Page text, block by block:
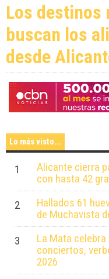
Los destinos
buscan los
desde
Lo más visto...
1
Alicante cierra
con hasta 42
2
Hallados 61
de Muchavista
3
La Mata
conciertos,
2026